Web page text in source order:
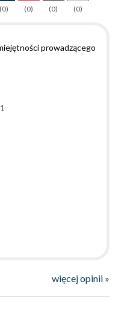
(0) (0) (0) (0)
prowadzącego
więcej opinii »